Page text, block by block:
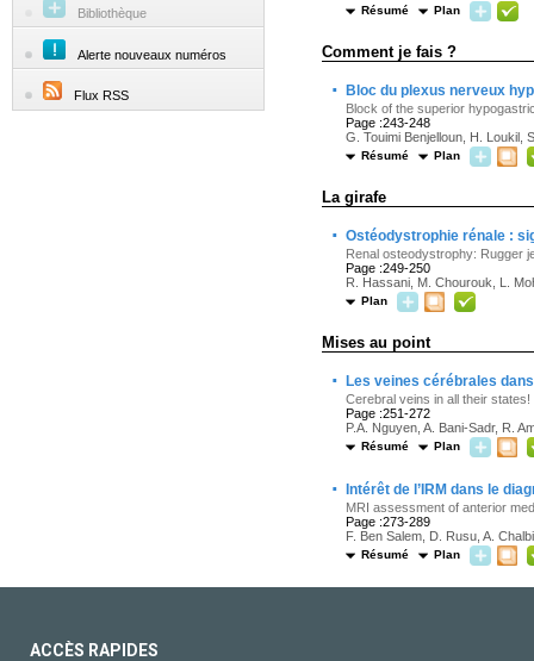
Bibliothèque
Alerte nouveaux numéros
Flux RSS
Résumé Plan
Comment je fais ?
· Bloc du plexus nerveux
Block of the superior
Page :243-248
G. Touimi Benjelloun, H. Loukil,
Résumé Plan
La girafe
· Ostéodystrophie rénale :
Renal osteodystrophy: Rugger
Page :249-250
R. Hassani, M. Chourouk, L.
Plan
Mises au point
· Les veines cérébrales
Cerebral veins in all their states!
Page :251-272
P.A. Nguyen, A. Bani-Sadr, R.
Résumé Plan
· Intérêt de l’IRM dans le
MRI assessment of anterior
Page :273-289
F. Ben Salem, D. Rusu, A.
Résumé Plan
ACCÈS RAPIDES